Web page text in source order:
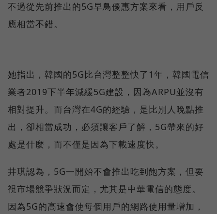
不過從先前推出的5G早鳥優惠方案來看，用戶反
應相當不錯。
她指出，韓國的5G比台灣整整快了1年，韓國電信
業者2019下半年減緩5G建設，因為ARPU並沒有
相對提升。而台灣在4G的經驗，是比別人晚點推
出，卻相當成功，必須讓客戶了解，5G帶來的好
處是什麼，而不僅是因為下載速度快。
井琪認為，5G一開始不會推出吃到飽方案，但要
視市場競爭狀況而定，尤其是中華電信的態度。
因為5G的高速會使每個用戶的網路使用量增加，